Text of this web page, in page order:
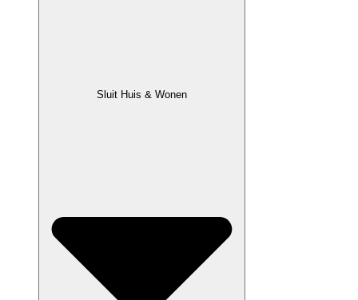
Sluit Huis & Wonen